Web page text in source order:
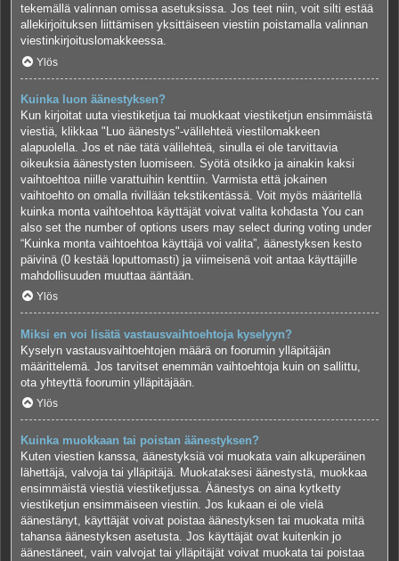
tekemällä valinnan omissa asetuksissa. Jos teet niin, voit silti estää
allekirjoituksen liittämisen yksittäiseen viestiin poistamalla valinnan
viestinkirjoituslomakkeessa.
Ylös
Kuinka luon äänestyksen?
Kun kirjoitat uuta viestiketjua tai muokkaat viestiketjun ensimmäistä
viestiä, klikkaa "Luo äänestys"-välilehteä viestilomakkeen
alapuolella. Jos et näe tätä välilehteä, sinulla ei ole tarvittavia
oikeuksia äänestysten luomiseen. Syötä otsikko ja ainakin kaksi
vaihtoehtoa niille varattuihin kenttiin. Varmista että jokainen
vaihtoehto on omalla rivillään tekstikentässä. Voit myös määritellä
kuinka monta vaihtoehtoa käyttäjät voivat valita kohdasta You can
also set the number of options users may select during voting under
“Kuinka monta vaihtoehtoa käyttäjä voi valita”, äänestyksen kesto
päivinä (0 kestää loputtomasti) ja viimeisenä voit antaa käyttäjille
mahdollisuuden muuttaa ääntään.
Ylös
Miksi en voi lisätä vastausvaihtoehtoja kyselyyn?
Kyselyn vastausvaihtoehtojen määrä on foorumin ylläpitäjän
määrittelemä. Jos tarvitset enemmän vaihtoehtoja kuin on sallittu,
ota yhteyttä foorumin ylläpitäjään.
Ylös
Kuinka muokkaan tai poistan äänestyksen?
Kuten viestien kanssa, äänestyksiä voi muokata vain alkuperäinen
lähettäjä, valvoja tai ylläpitäjä. Muokataksesi äänestystä, muokkaa
ensimmäistä viestiä viestiketjussa. Äänestys on aina kytketty
viestiketjun ensimmäiseen viestiin. Jos kukaan ei ole vielä
äänestänyt, käyttäjät voivat poistaa äänestyksen tai muokata mitä
tahansa äänestyksen asetusta. Jos käyttäjät ovat kuitenkin jo
äänestäneet, vain valvojat tai ylläpitäjät voivat muokata tai poistaa